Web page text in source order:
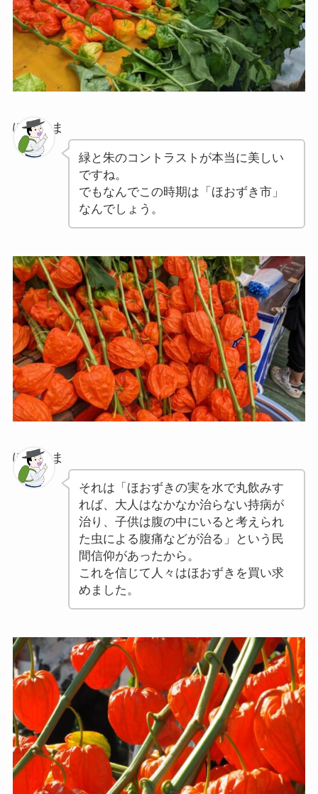
ぽちゃま
緑と朱のコントラストが本当に美しい
ですね。
でもなんでこの時期は「ほおずき市」
なんでしょう。
ぽちゃま
それは「ほおずきの実を水で丸飲みす
れば、大人はなかなか治らない持病が
治り、子供は腹の中にいると考えられ
た虫による腹痛などが治る」という民
間信仰があったから。
これを信じて人々はほおずきを買い求
めました。